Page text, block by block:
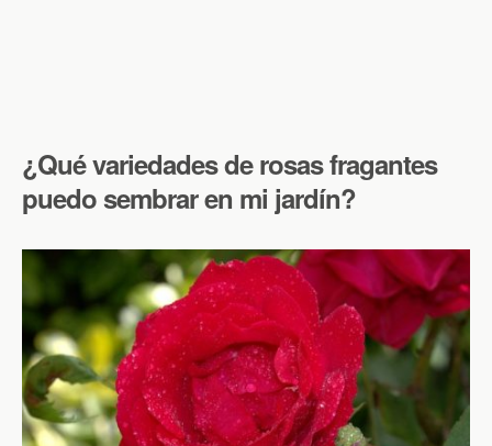
¿Qué variedades de rosas fragantes
puedo sembrar en mi jardín?